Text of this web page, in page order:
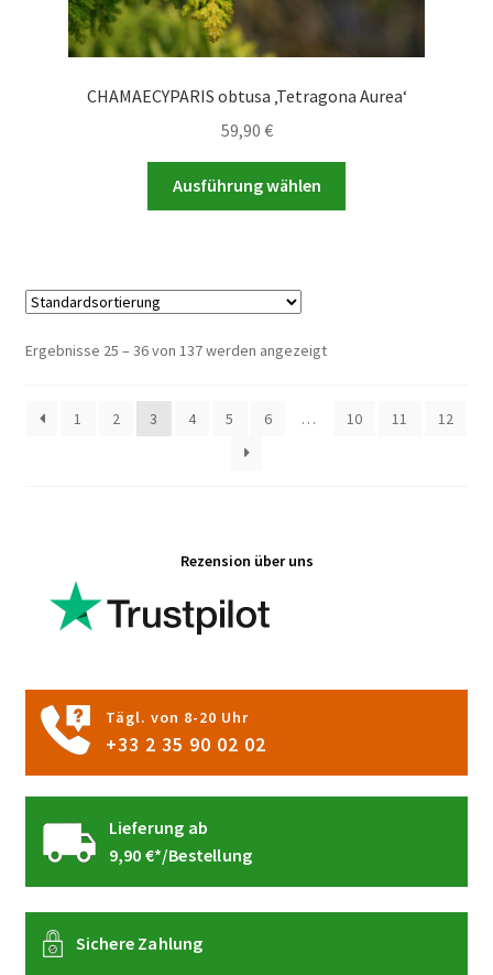
CHAMAECYPARIS obtusa ‚Tetragona Aurea‘
59,90 €
Ausführung wählen
auf
Ergebnisse 25 – 36 von 137 werden angezeigt
1 2 3 4 5 6 … 10 11 12
Rezension über uns
Tägl. von 8-20 Uhr
+33 2 35 90 02 02
Lieferung ab
9,90 €*/Bestellung
Sichere Zahlung